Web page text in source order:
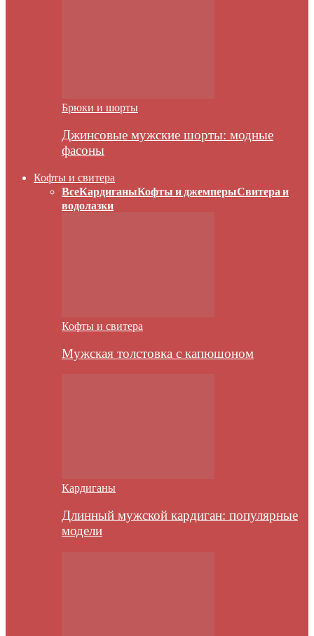
Брюки и шорты
Джинсовые мужские шорты: модные
фасоны
Кофты и свитера
ВсеКардиганыКофты и джемперыСвитера и
водолазки
Кофты и свитера
Мужская толстовка с капюшоном
Кардиганы
Длинный мужской кардиган: популярные
модели